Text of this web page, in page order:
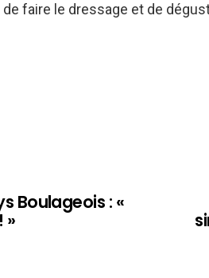
faire le dressage et de
Boulageois : «
»